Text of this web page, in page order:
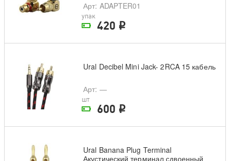
На складе поставщика
Арт: ADAPTER01
упак
420 i
На складе поставщика
Ural Decibel Mini Jack- 2RCA 15 кабель
Арт: —
шт
600 i
Ural Banana Plug Terminal
Акустический терминал сдвоенный